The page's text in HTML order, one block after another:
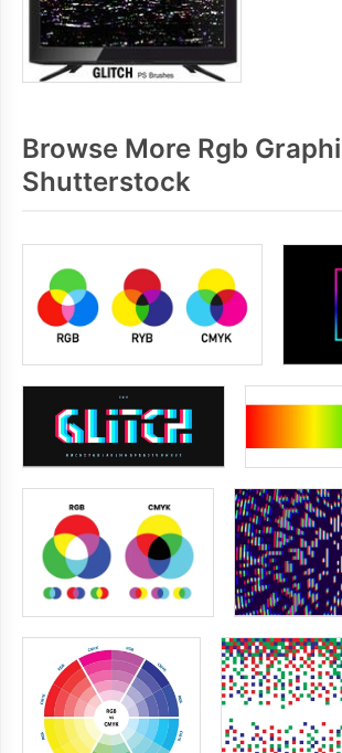
Browse More Rgb
Shutterstock